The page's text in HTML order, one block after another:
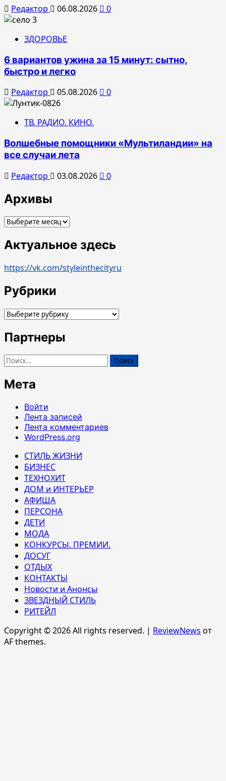
Редактор 06.08.2026 0
ЗДОРОВЬЕ
6 вариантов ужина за 15 минут: сытно,
быстро и легко
Редактор 05.08.2026 0
ТВ. РАДИО. КИНО.
Волшебные помощники «Мультиландии» на
все случаи лета
Редактор 03.08.2026 0
Архивы
Архивы
Актуальное здесь
https://vk.com/styleinthecityru
Рубрики
Рубрики
Партнеры
Найти:
Мета
Войти
Лента записей
Лента комментариев
WordPress.org
СТИЛЬ ЖИЗНИ
БИЗНЕС
ТЕХНОХИТ
ДОМ и ИНТЕРЬЕР
АФИША
ПЕРСОНА
ДЕТИ
МОДА
КОНКУРСЫ. ПРЕМИИ.
ДОСУГ
ОТДЫХ
КОНТАКТЫ
Новости и Анонсы
ЗВЕЗДНЫЙ СТИЛЬ
РИТЕЙЛ
Copyright © 2026 All rights reserved. | ReviewNews от
AF themes.